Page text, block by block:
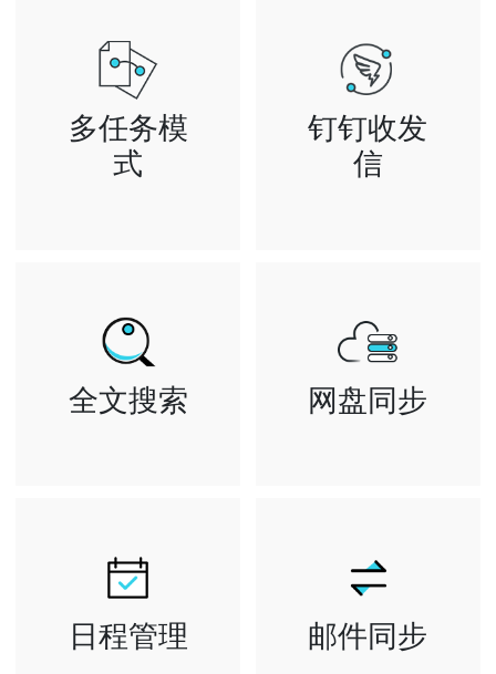
多任务模
式
钉钉收发
信
全文搜索
信息
网盘同步
日程管理 邮件同步